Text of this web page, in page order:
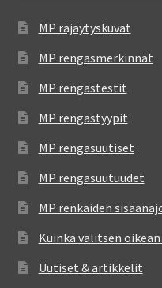
MP räjäytyskuvat
MP rengasmerkinnät
MP rengastestit
MP rengastyypit
MP rengasuutiset
MP rengasuutuudet
MP renkaiden
Kuinka valitsen
Uutiset & artikkelit